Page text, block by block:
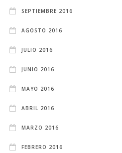
SEPTIEMBRE 2016
AGOSTO 2016
JULIO 2016
JUNIO 2016
MAYO 2016
ABRIL 2016
MARZO 2016
FEBRERO 2016